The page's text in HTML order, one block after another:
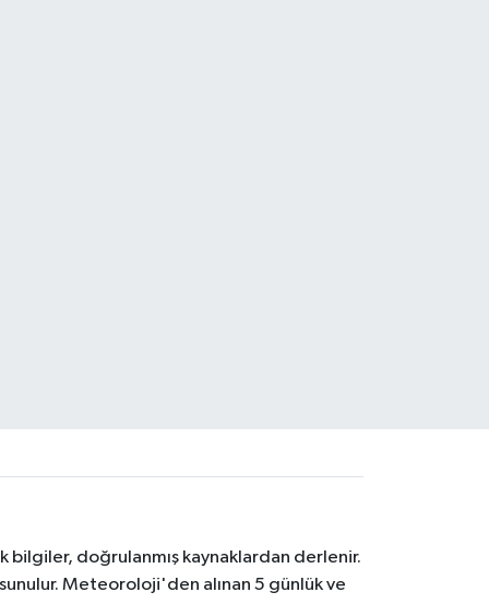
bilgiler, doğrulanmış kaynaklardan derlenir.
Meteoroloji'den alınan 5 günlük ve